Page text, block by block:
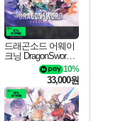
드래곤소드 어웨이
크닝 DragonSword A
10%
33,000원